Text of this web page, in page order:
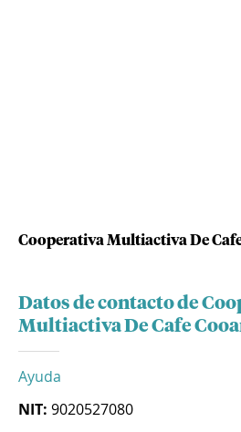
Cooperativa Multiactiva De
Datos de contacto de
Multiactiva De Cafe
Ayuda
NIT: 9020527080